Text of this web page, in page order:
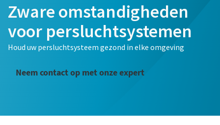
Zware omstandigheden
voor persluchtsystemen
Houd uw persluchtsysteem gezond in elke omgeving
Neem contact op met onze expert